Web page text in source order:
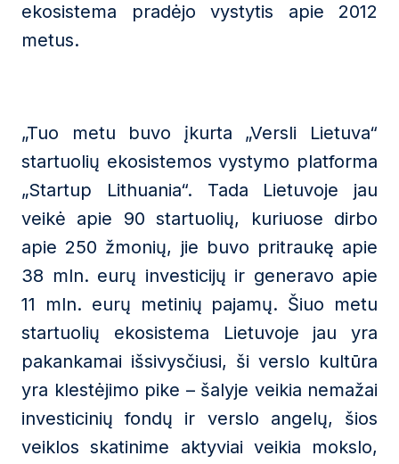
ekosistema pradėjo vystytis apie 2012
metus.
„Tuo metu buvo įkurta „Versli Lietuva“
startuolių ekosistemos vystymo platforma
„Startup Lithuania“. Tada Lietuvoje jau
veikė apie 90 startuolių, kuriuose dirbo
apie 250 žmonių, jie buvo pritraukę apie
38 mln. eurų investicijų ir generavo apie
11 mln. eurų metinių pajamų. Šiuo metu
startuolių ekosistema Lietuvoje jau yra
pakankamai išsivysčiusi, ši verslo kultūra
yra klestėjimo pike – šalyje veikia nemažai
investicinių fondų ir verslo angelų, šios
veiklos skatinime aktyviai veikia mokslo,